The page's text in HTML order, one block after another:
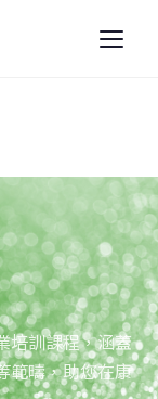
培訓課程，涵蓋
範疇，助您在康